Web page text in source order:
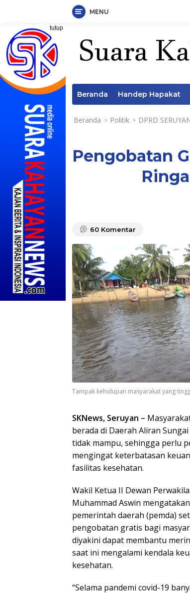
Langsung
konten
MENU
tutup
Beranda Handep Hapakat
Beranda Politik DPRD
Pengobatan
60 Komentar
Tampak kehidupan masyarakat yang
SKNews, Seruyan –
berada di Daerah Aliran
tidak mampu, sehingga perlu
mengingat keterbatasan
fasilitas kesehatan.
Wakil Ketua II Dewan
Muhammad Aswin
pemerintah daerah (pemda)
pengobatan gratis bagi
diyakini dapat membantu
saat ini mengalami kendala
kesehatan.
“Selama pandemi covid-19